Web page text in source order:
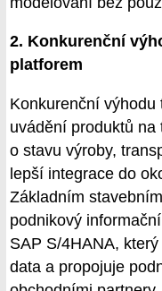
2. Konkurenční
platforem
Konkurenční
uvádění produktů
o stavu výroby,
lepší integrace do
Základním
podnikový
SAP S/4HANA,
data a propojuje